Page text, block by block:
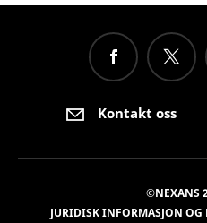
Kontakt oss
©NEXANS
JURIDISK INFORMASJON